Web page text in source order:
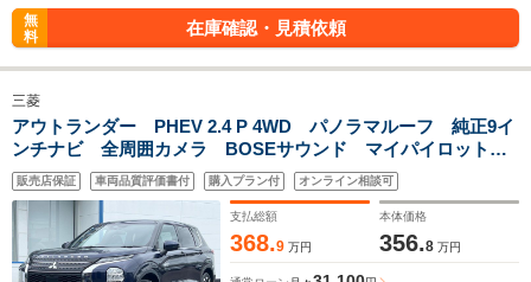
無
料
在庫確認・見積依頼
三菱
アウトランダー PHEV 2.4 P 4WD パノラマルーフ 純正9イ
ンチナビ 全周囲カメラ BOSEサウンド マイパイロット
純正20インチアルミ 革シート/シートヒーター ハンズフリー
パワーバックドア ワイヤレス充電 ステアリングヒータ
販売店保証 車両品質評価書付 購入プラン付 オンライン相談可
支払総額
368.9 万円
本体価格
356.8 万円